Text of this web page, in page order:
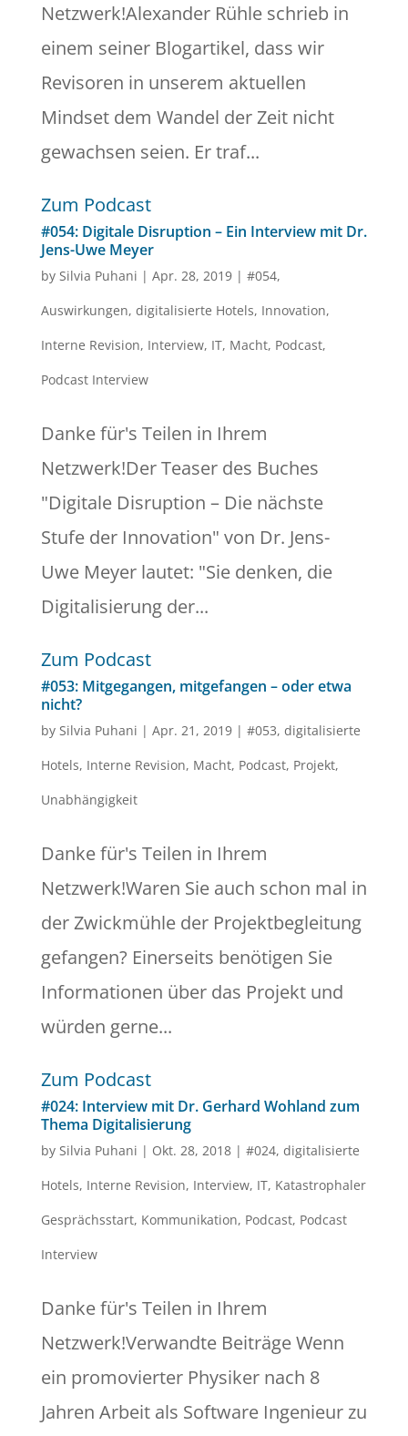
Netzwerk!Alexander Rühle schrieb in
einem seiner Blogartikel, dass wir
Revisoren in unserem aktuellen
Mindset dem Wandel der Zeit nicht
gewachsen seien. Er traf...
Zum Podcast
#054: Digitale Disruption – Ein Interview mit Dr.
Jens-Uwe Meyer
by Silvia Puhani | Apr. 28, 2019| #054,
Auswirkungen, digitalisierte Hotels, Innovation,
Interne Revision, Interview, IT, Macht, Podcast,
Podcast Interview
Danke für's Teilen in Ihrem
Netzwerk!Der Teaser des Buches
"Digitale Disruption – Die nächste
Stufe der Innovation" von Dr. Jens-
Uwe Meyer lautet: "Sie denken, die
Digitalisierung der...
Zum Podcast
#053: Mitgegangen, mitgefangen – oder etwa
nicht?
by Silvia Puhani | Apr. 21, 2019| #053, digitalisierte
Hotels, Interne Revision, Macht, Podcast, Projekt,
Unabhängigkeit
Danke für's Teilen in Ihrem
Netzwerk!Waren Sie auch schon mal in
der Zwickmühle der Projektbegleitung
gefangen? Einerseits benötigen Sie
Informationen über das Projekt und
würden gerne...
Zum Podcast
#024: Interview mit Dr. Gerhard Wohland zum
Thema Digitalisierung
by Silvia Puhani | Okt. 28, 2018| #024, digitalisierte
Hotels, Interne Revision, Interview, IT, Katastrophaler
Gesprächsstart, Kommunikation, Podcast, Podcast
Interview
Danke für's Teilen in Ihrem
Netzwerk!Verwandte Beiträge Wenn
ein promovierter Physiker nach 8
Jahren Arbeit als Software Ingenieur zu